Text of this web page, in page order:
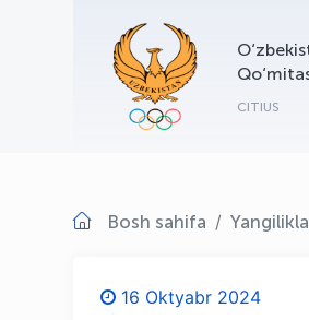
CITIUS
Bosh sahifa
16 Oktyabr 2024